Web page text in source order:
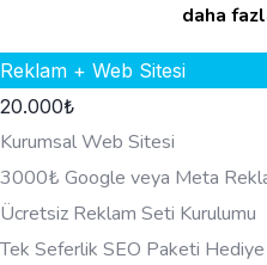
daha
Reklam + Web Sitesi
20.000₺
Kurumsal Web Sitesi
3000₺ Google veya Meta
Ücretsiz Reklam Seti Kurulumu
Tek Seferlik SEO Paketi Hediye